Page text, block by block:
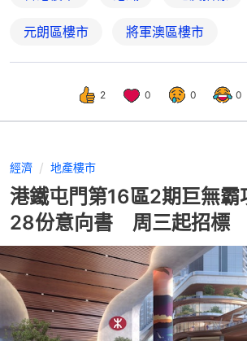
元朗區樓市 將軍澳區樓市
2 0 0 0
經濟 地產樓市
港鐵屯門第16區2期巨無
28份意向書 周三起招標